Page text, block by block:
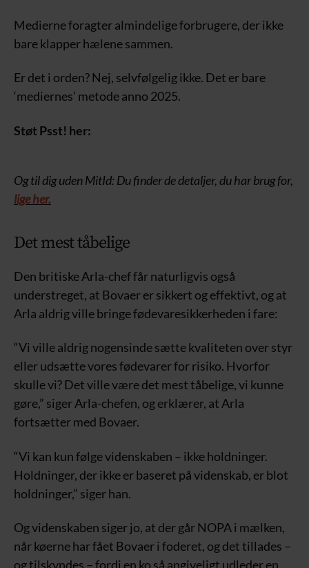
Medierne foragter almindelige forbrugere, der ikke
bare klapper hælene sammen.
Er det i orden? Nej, selvfølgelig ikke. Det er bare
‘mediernes’ metode anno 2025.
Støt Psst! her:
Og til dig uden MitId: Du finder de detaljer, du har brug for,
lige her.
Det mest tåbelige
Den britiske Arla-chef får naturligvis også
understreget, at Bovaer er sikkert og effektivt, og at
Arla aldrig ville bringe fødevaresikkerheden i fare:
“Vi ville aldrig nogensinde sætte kvaliteten over styr
eller udsætte vores fødevarer for risiko. Hvorfor
skulle vi? Det ville være det mest tåbelige, vi kunne
gøre,” siger Arla-chefen, og erklærer, at Arla
fortsætter med Bovaer.
“Vi kan kun følge videnskaben – ikke holdninger.
Holdninger, der ikke er baseret på videnskab, er blot
holdninger,” siger han.
Og videnskaben siger jo, at der går NOPA i mælken,
når køerne har fået Bovaer i foderet, og det tillades –
og tilskyndes – fordi en ko så angiveligt udleder en